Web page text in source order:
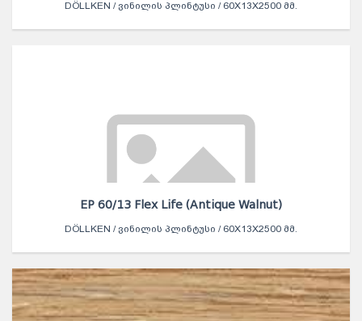
DÖLLKEN / ᲕᲘᲜᲘᲚᲘᲡ ᲞᲚᲘᲜᲢᲣᲡᲘ / 60X13X2500 ᲛᲛ.
EP 60/13 Flex Life (Antique Walnut)
DÖLLKEN / ᲕᲘᲜᲘᲚᲘᲡ ᲞᲚᲘᲜᲢᲣᲡᲘ / 60X13X2500 ᲛᲛ.